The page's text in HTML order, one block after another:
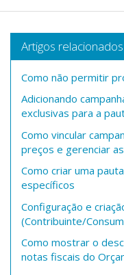
Artigos relacionados
Como não permitir
Adicionando
exclusivas para a
Como vincular
preços e gerenciar
Como criar uma
específicos
Configuração e
(Contribuinte/
Como mostrar o
notas fiscais do